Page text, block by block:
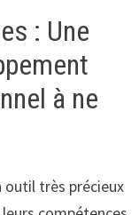
: Une
à ne
outil très précieux